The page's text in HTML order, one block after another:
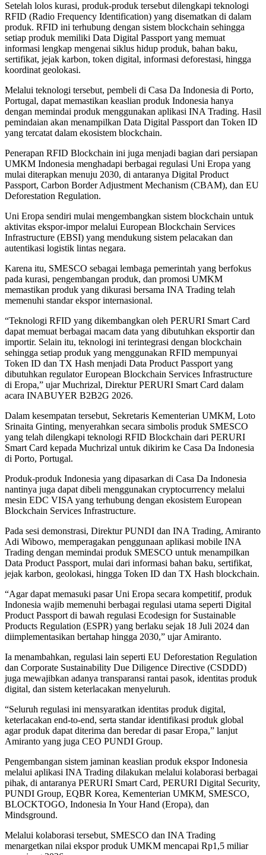
Setelah lolos kurasi, produk-produk tersebut dilengkapi teknologi
RFID (Radio Frequency Identification) yang disematkan di dalam
produk. RFID ini terhubung dengan sistem blockchain sehingga
setiap produk memiliki Data Digital Passport yang memuat
informasi lengkap mengenai siklus hidup produk, bahan baku,
sertifikat, jejak karbon, token digital, informasi deforestasi, hingga
koordinat geolokasi.
Melalui teknologi tersebut, pembeli di Casa Da Indonesia di Porto,
Portugal, dapat memastikan keaslian produk Indonesia hanya
dengan memindai produk menggunakan aplikasi INA Trading. Hasil
pemindaian akan menampilkan Data Digital Passport dan Token ID
yang tercatat dalam ekosistem blockchain.
Penerapan RFID Blockchain ini juga menjadi bagian dari persiapan
UMKM Indonesia menghadapi berbagai regulasi Uni Eropa yang
mulai diterapkan menuju 2030, di antaranya Digital Product
Passport, Carbon Border Adjustment Mechanism (CBAM), dan EU
Deforestation Regulation.
Uni Eropa sendiri mulai mengembangkan sistem blockchain untuk
aktivitas ekspor-impor melalui European Blockchain Services
Infrastructure (EBSI) yang mendukung sistem pelacakan dan
autentikasi logistik lintas negara.
Karena itu, SMESCO sebagai lembaga pemerintah yang berfokus
pada kurasi, pengembangan produk, dan promosi UMKM
memastikan produk yang dikurasi bersama INA Trading telah
memenuhi standar ekspor internasional.
“Teknologi RFID yang dikembangkan oleh PERURI Smart Card
dapat memuat berbagai macam data yang dibutuhkan eksportir dan
importir. Selain itu, teknologi ini terintegrasi dengan blockchain
sehingga setiap produk yang menggunakan RFID mempunyai
Token ID dan TX Hash menjadi Data Product Passport yang
dibutuhkan regulator European Blockchain Services Infrastructure
di Eropa,” ujar Muchrizal, Direktur PERURI Smart Card dalam
acara INABUYER B2B2G 2026.
Dalam kesempatan tersebut, Sekretaris Kementerian UMKM, Loto
Srinaita Ginting, menyerahkan secara simbolis produk SMESCO
yang telah dilengkapi teknologi RFID Blockchain dari PERURI
Smart Card kepada Muchrizal untuk dikirim ke Casa Da Indonesia
di Porto, Portugal.
Produk-produk Indonesia yang dipasarkan di Casa Da Indonesia
nantinya juga dapat dibeli menggunakan cryptocurrency melalui
mesin EDC VISA yang terhubung dengan ekosistem European
Blockchain Services Infrastructure.
Pada sesi demonstrasi, Direktur PUNDI dan INA Trading, Amiranto
Adi Wibowo, memperagakan penggunaan aplikasi mobile INA
Trading dengan memindai produk SMESCO untuk menampilkan
Data Product Passport, mulai dari informasi bahan baku, sertifikat,
jejak karbon, geolokasi, hingga Token ID dan TX Hash blockchain.
“Agar dapat memasuki pasar Uni Eropa secara kompetitif, produk
Indonesia wajib memenuhi berbagai regulasi utama seperti Digital
Product Passport di bawah regulasi Ecodesign for Sustainable
Products Regulation (ESPR) yang berlaku sejak 18 Juli 2024 dan
diimplementasikan bertahap hingga 2030,” ujar Amiranto.
Ia menambahkan, regulasi lain seperti EU Deforestation Regulation
dan Corporate Sustainability Due Diligence Directive (CSDDD)
juga mewajibkan adanya transparansi rantai pasok, identitas produk
digital, dan sistem keterlacakan menyeluruh.
“Seluruh regulasi ini mensyaratkan identitas produk digital,
keterlacakan end-to-end, serta standar identifikasi produk global
agar produk dapat diterima dan beredar di pasar Eropa,” lanjut
Amiranto yang juga CEO PUNDI Group.
Pengembangan sistem jaminan keaslian produk ekspor Indonesia
melalui aplikasi INA Trading dilakukan melalui kolaborasi berbagai
pihak, di antaranya PERURI Smart Card, PERURI Digital Security,
PUNDI Group, EQBR Korea, Kementerian UMKM, SMESCO,
BLOCKTOGO, Indonesia In Your Hand (Eropa), dan
Mindsground.
Melalui kolaborasi tersebut, SMESCO dan INA Trading
menargetkan nilai ekspor produk UMKM mencapai Rp1,5 miliar